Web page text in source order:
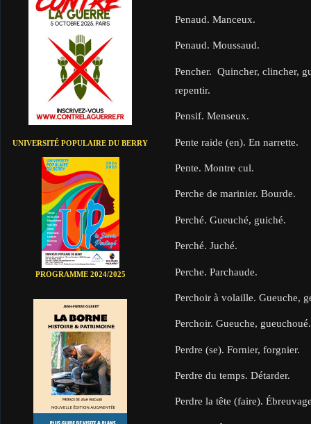
UNIVERSITÉ POPULAIRE DU BERRY
PROGRAMME 2024/2025
Penaud. Manceux.
Penaud. Moussaud.
Pencher. Quincher, clincher,
repentir.
Pensif. Menseux.
Pente raide (en). En narrette.
Pente. Montre cul.
Perche de marinier. Bourde.
Perché. Gueuché, guiché.
Perché. Juché.
Perche. Parchaude.
Perchoir à volaille. Gueuche,
Perchoir. Gueuche,
Perdre (se). Fornier, forgnier.
Perdre du temps. Détarder.
Perdre la tête (faire).